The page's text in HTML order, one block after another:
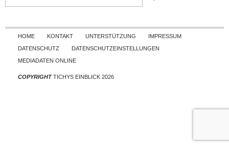
Skip to content
HOME KONTAKT UNTERSTÜTZUNG
IMPRESSUM
DATENSCHUTZ
DATENSCHUTZEINSTELLUNGEN
MEDIADATEN ONLINE
COPYRIGHTTICHYS EINBLICK 2026